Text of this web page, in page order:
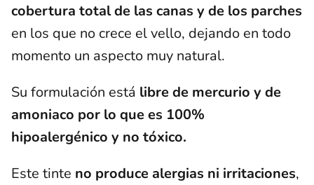
cobertura total de las canas y de los parches
en los que no crece el vello, dejando en todo
momento un aspecto muy natural.
Su formulación está libre de mercurio y de
amoniaco por lo que es 100%
hipoalergénico y no tóxico.
Este tinte no produce alergias ni irritaciones,